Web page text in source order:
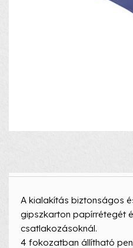
A kialakítás biztonságos
gipszkarton papírrétegét
csatlakozásoknál.
4 fokozatban állítható